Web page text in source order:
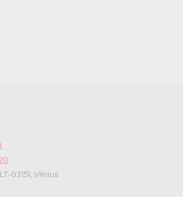
03151, Vilnius